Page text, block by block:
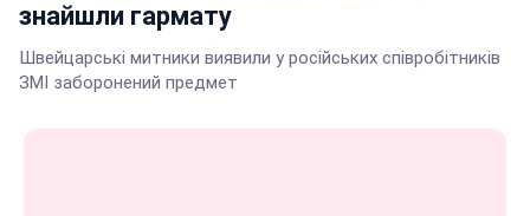
знайшли гармату
Швейцарські митники виявили у російських співробітників
ЗМІ заборонений предмет